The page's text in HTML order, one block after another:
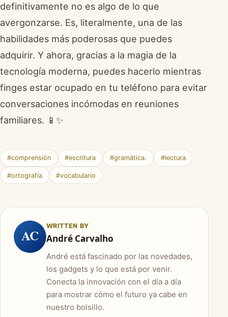
definitivamente no es algo de lo que
avergonzarse. Es, literalmente, una de las
habilidades más poderosas que puedes
adquirir. Y ahora, gracias a la magia de la
tecnología moderna, puedes hacerlo mientras
finges estar ocupado en tu teléfono para evitar
conversaciones incómodas en reuniones
familiares. 📱✨
#comprensión #escritura #gramática. #lectura
#ortografía #vocabulario
AC
WRITTEN BY
André Carvalho
André está fascinado por las novedades,
los gadgets y lo que está por venir.
Conecta la innovación con el día a día
para mostrar cómo el futuro ya cabe en
nuestro bolsillo.